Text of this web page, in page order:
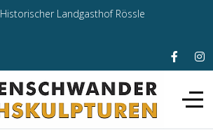
Historischer Landgasthof Rössle